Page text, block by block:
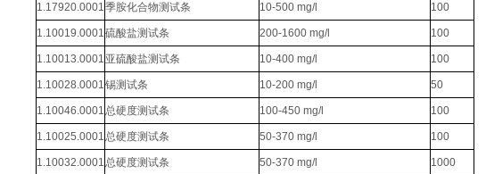
1.17920.0001季胺化合物测试条 10-500 mg/l 100
1.10019.0001硫酸盐测试条 200-1600 mg/l 100
1.10013.0001 亚硫酸盐测试条 10-400 mg/l 100
1.10028.0001锡测试条 10-200 mg/l 50
1.10046.0001总硬度测试条 100-450 mg/l 100
1.10025.0001总硬度测试条 50-370 mg/l 100
1.10032.0001总硬度测试条 50-370 mg/l 1000